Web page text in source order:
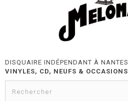
DISQUAIRE INDÉPENDANT À NANTES
VINYLES, CD, NEUFS & OCCASIONS